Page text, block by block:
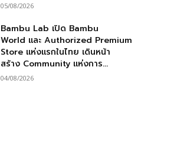
05/08/2026
Bambu Lab เปิด Bambu
World และ Authorized Premium
Store แห่งแรกในไทย เดินหน้า
สร้าง Community แห่งการ...
04/08/2026